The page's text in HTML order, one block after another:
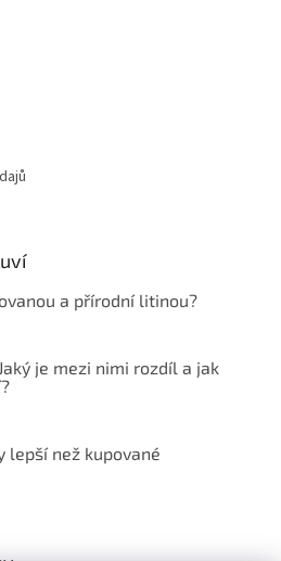
a přírodní litinou?
je mezi nimi rozdíl a jak
lepší než kupované